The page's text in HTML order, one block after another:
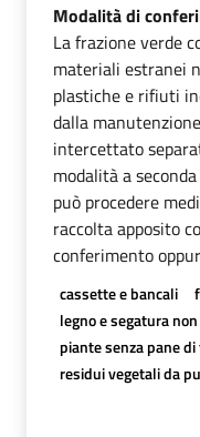
Modalità di
La frazione verde
materiali estranei
plastiche e rifiuti
dalla
intercettato
modalità a
può procedere
raccolta apposito
conferimento
cassette e bancali
legno e segatura
piante senza pane
residui vegetali da